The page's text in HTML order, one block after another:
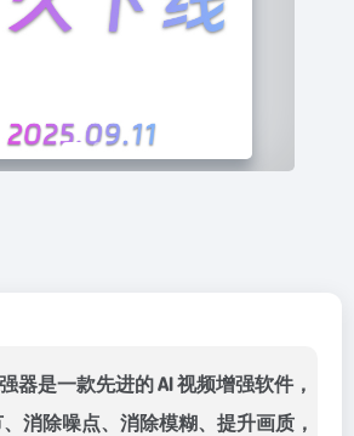
器是一款先进的 AI 视频增强软件，
消除噪点、消除模糊、提升画质，